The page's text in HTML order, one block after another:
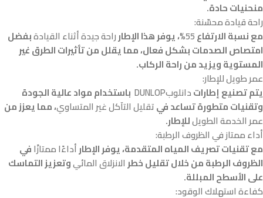
منحنيات حادة.
راحة قيادة محسّنة:
مع نسبة الارتفاع55% ، يوفر هذا الإطارراحة جيدة أثناء القيادةبفضل
امتصاص الصدمات بشكل فعال، مما يقلل من تأثيرات الطرق غير
المستوية ويزيد من راحة الركاب.
عمر طويل للإطار:
يتم تصنيع إطاراتدانلوبDUNLOP
باستخدام مواد عالية الجودة
وتقنيات متطورة تساعد فيتقليل التآكل غير المتساوي، مما يعزز من
عمر الخدمة الطويلللإطار.
أداء ممتاز في الظروف الرطبة:
مع تقنيات تصريف المياه المتقدمة، يوفر الإطارأداءًا ممتازًافي
الظروف الرطبة من خلال تقليل خطر الانزلاق المائيوتعزيز التماسك
على الأسطح المبللة.
كفاءة استهلاك الوقود: